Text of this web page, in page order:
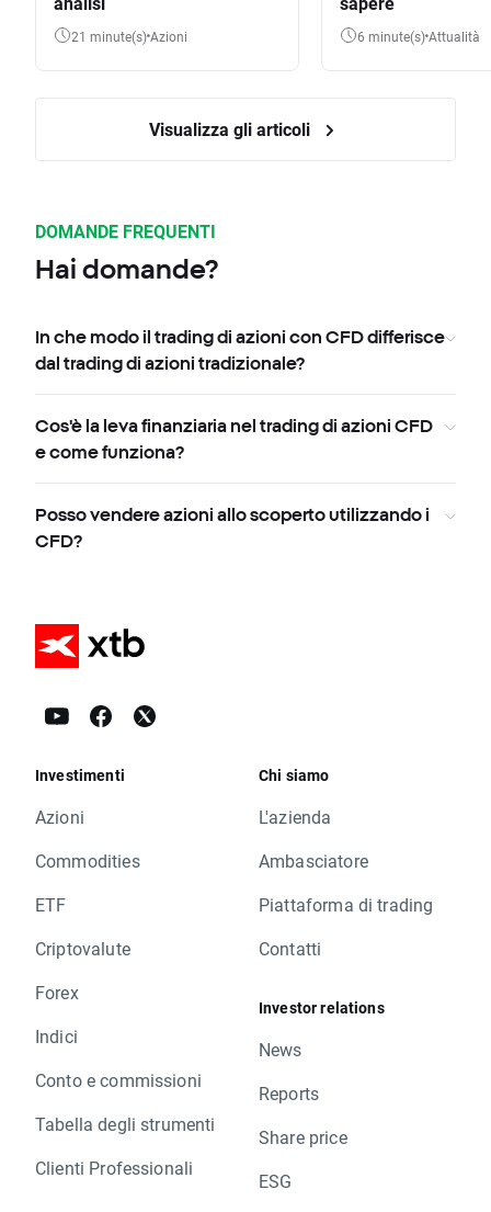
21 minute(s) Azioni 6 minute(s) Attualità
Visualizza gli articoli
DOMANDE FREQUENTI
Hai domande?
In che modo il trading di azioni con CFD differisce
dal trading di azioni tradizionale?
Cos'è la leva finanziaria nel trading di azioni CFD
e come funziona?
Posso vendere azioni allo scoperto utilizzando i
CFD?
Investimenti
Azioni
Commodities
ETF
Criptovalute
Forex
Indici
Conto e commissioni
Tabella degli strumenti
Clienti Professionali
Chi siamo
L'azienda
Ambasciatore
Piattaforma di trading
Contatti
Investor relations
News
Reports
Share price
ESG